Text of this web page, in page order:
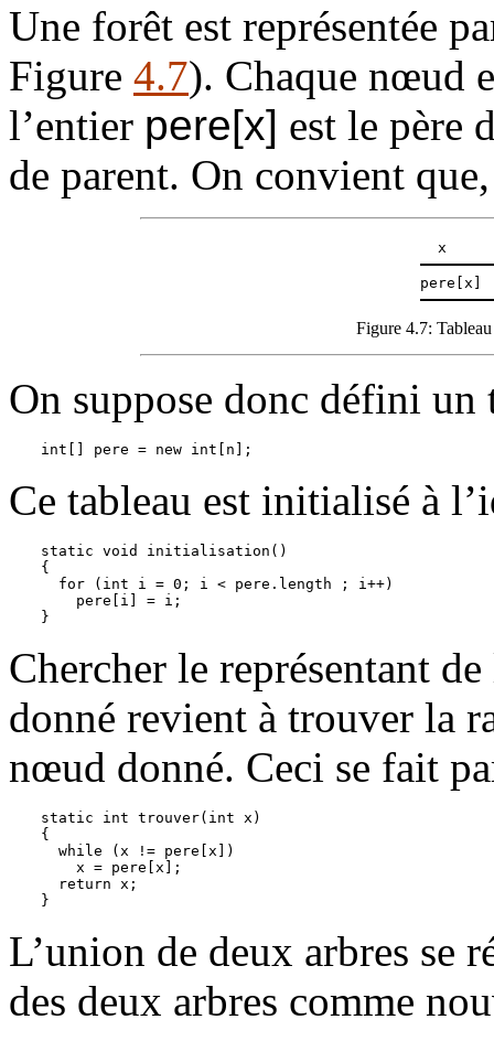
Une forêt est représentée
Figure 4.7). Chaque nœud
l’entier pere[x] est le père
de parent. On convient
x
pere[x]
Figure 4.7:
On suppose donc défini un
Ce tableau est initialisé à
static void initialisation()
{
  for (int i = 0; i < pere.length ; i++)
    pere[i] = i;
Chercher le représentant
donné revient à trouver la
nœud donné. Ceci se fait
static int trouver(int x)
{
  while (x != pere[x])
    x = pere[x];
  return x;
L’union de deux arbres se
des deux arbres comme